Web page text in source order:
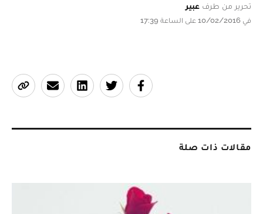
تحرير من طرف عبير
في 10/02/2016 على الساعة 17:39
مقالات ذات صلة